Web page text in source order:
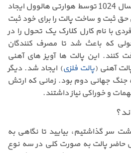
اولین مدل از انواع پالت در سال 1024 توسط هوارتی هالوول ایجاد
ثبت و ساخت پالت را برای خود ثبت
کرده است. در سال 1939 فردی با نام کارل کلارک یک تحول را در
که باعث شد تا مصرف کنندگان
کنند. این پالت ها آویز های آهنی
آهنی (پالت فلزی) ایجاد شد. دیگر
جنگ جهانی دوم بود. زمانی که ارتش
و خوراکی نیاز داشتند.
سر گذاشتیم، بیایید تا نگاهی به
حاضر پالت به صورت کلی در سه نوع